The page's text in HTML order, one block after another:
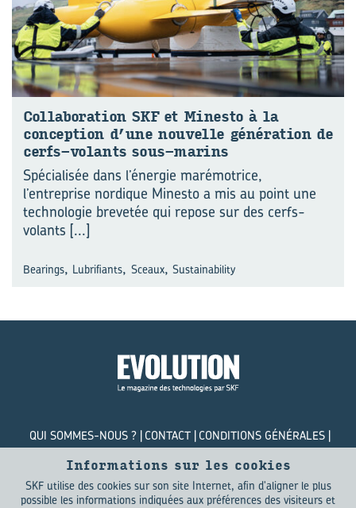
Col­la­bo­ra­tion SKF et Mi­nes­to à la
concep­tion d’une nou­velle gé­né­ra­tion de
cerfs-​volants sous-​marins
Spécialisée dans l’énergie marémotrice,
l’entreprise nordique Minesto a mis au point une
technologie brevetée qui repose sur des cerfs-
volants [...]
Bearings, Lubrifiants, Sceaux, Sustainability
QUI SOMMES-NOUS ? CONTACT
CONDITIONS GÉNÉRALES
© SKF Evolution 2026
Informations sur les cookies
SKF utilise des cookies sur son site Internet, afin d'aligner le plus
possible les informations indiquées aux préférences des visiteurs et